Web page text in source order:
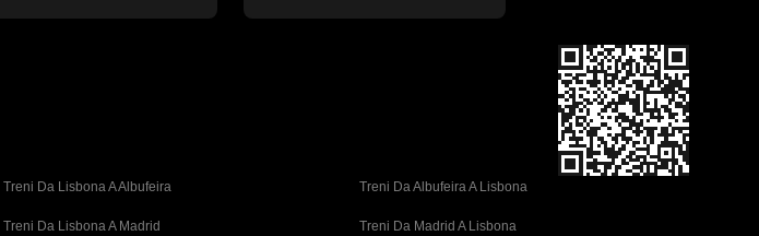
Treni Da Lisbona A Albufeira Treni Da Albufeira A Lisbona
Treni Da Lisbona A Madrid Treni Da Madrid A Lisbona